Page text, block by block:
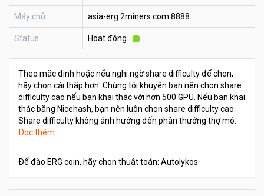
Máy chủ asia-erg.2miners.com:8888
Status Hoạt động
Theo mặc định hoặc nếu nghi ngờ share difficulty để chọn,
hãy chọn cái thấp hơn. Chúng tôi khuyên bạn nên chọn share
difficulty cao nếu bạn khai thác với hơn 500 GPU. Nếu bạn khai
thác bằng Nicehash, bạn nên luôn chọn share difficulty cao.
Share difficulty không ảnh hưởng đến phần thưởng thợ mỏ.
Đọc thêm
Để đào ERG coin, hãy chọn thuật toán: Autolykos